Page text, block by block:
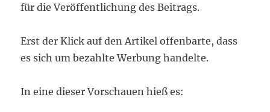
für die Veröffentlichung des Beitrags.
Erst der Klick auf den Artikel offenbarte, dass
es sich um bezahlte Werbung handelte.
In eine dieser Vorschauen hieß es: